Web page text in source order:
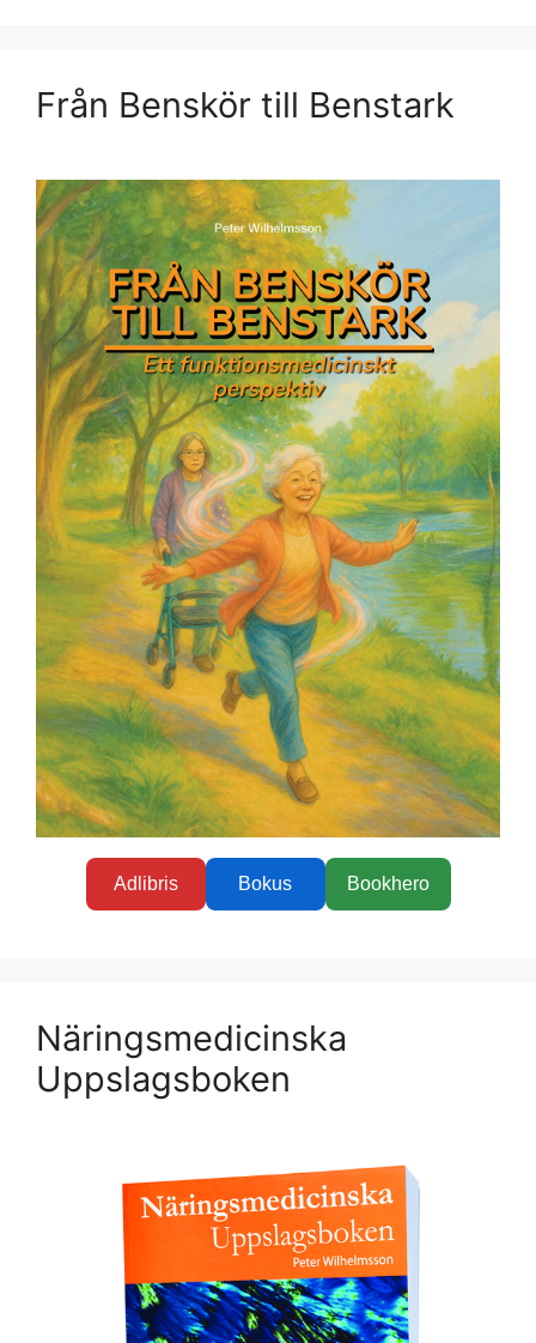
Från Benskör till Benstark
Adlibris Bokus Bookhero
Näringsmedicinska
Uppslagsboken